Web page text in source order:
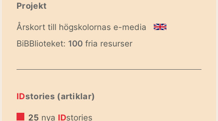
Projekt
Årskort till högskolornas e-media
BiBBlioteket: 100 fria resurser
IDstories (artiklar)
25 nya IDstories